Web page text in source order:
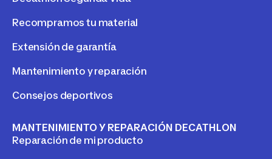
Recompramos tu material
Extensión de garantía
Mantenimiento y reparación
Consejos deportivos
MANTENIMIENTO Y REPARACIÓN DECATHLON
Reparación de mi producto